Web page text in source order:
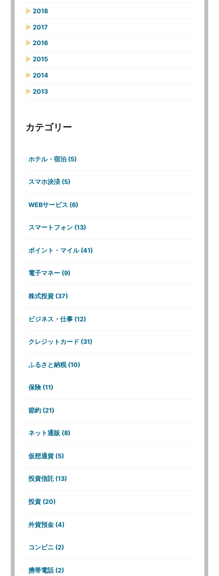
▶ 2018
▶ 2017
▶ 2016
▶ 2015
▶ 2014
▶ 2013
カテゴリー
ホテル・宿泊 (5)
スマホ決済 (5)
WEBサービス (6)
スマートフォン (13)
ポイント・マイル (41)
電子マネー (9)
株式投資 (37)
ビジネス・仕事 (12)
クレジットカード (31)
ふるさと納税 (10)
保険 (11)
節約 (21)
ネット通販 (8)
仮想通貨 (5)
投資信託 (13)
投資 (20)
外貨預金 (4)
コンビニ (2)
携帯電話 (2)